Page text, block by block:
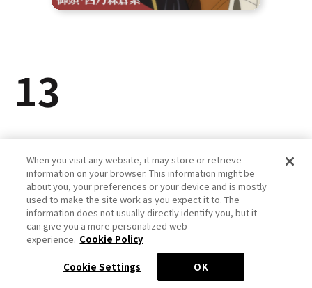
13
…
When you visit any website, it may store or retrieve
information on your browser. This information might be
about you, your preferences or your device and is mostly
used to make the site work as you expect it to. The
information does not usually directly identify you, but it
can give you a more personalized web
experience. Cookie Policy
Cookie Settings OK